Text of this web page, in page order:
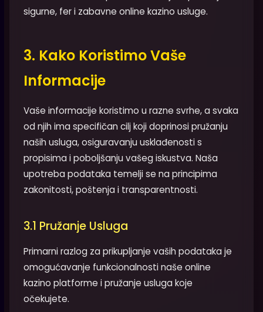
sigurne, fer i zabavne online kazino usluge.
3. Kako Koristimo Vaše
Informacije
Vaše informacije koristimo u razne svrhe, a svaka
od njih ima specifičan cilj koji doprinosi pružanju
naših usluga, osiguravanju usklađenosti s
propisima i poboljšanju vašeg iskustva. Naša
upotreba podataka temelji se na principima
zakonitosti, poštenja i transparentnosti.
3.1 Pružanje Usluga
Primarni razlog za prikupljanje vaših podataka je
omogućavanje funkcionalnosti naše online
kazino platforme i pružanje usluga koje
očekujete.